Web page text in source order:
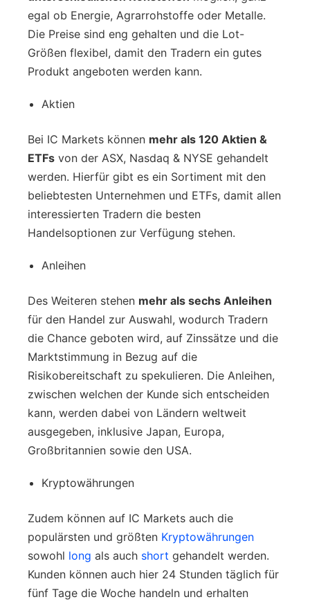
egal ob Energie, Agrarrohstoffe oder Metalle.
Die Preise sind eng gehalten und die Lot-
Größen flexibel, damit den Tradern ein gutes
Produkt angeboten werden kann.
Aktien
Bei IC Markets können mehr als 120 Aktien &
ETFs von der ASX, Nasdaq & NYSE gehandelt
werden. Hierfür gibt es ein Sortiment mit den
beliebtesten Unternehmen und ETFs, damit allen
interessierten Tradern die besten
Handelsoptionen zur Verfügung stehen.
Anleihen
Des Weiteren stehen mehr als sechs Anleihen
für den Handel zur Auswahl, wodurch Tradern
die Chance geboten wird, auf Zinssätze und die
Marktstimmung in Bezug auf die
Risikobereitschaft zu spekulieren. Die Anleihen,
zwischen welchen der Kunde sich entscheiden
kann, werden dabei von Ländern weltweit
ausgegeben, inklusive Japan, Europa,
Großbritannien sowie den USA.
Kryptowährungen
Zudem können auf IC Markets auch die
populärsten und größten Kryptowährungen
sowohl long als auch short gehandelt werden.
Kunden können auch hier 24 Stunden täglich für
fünf Tage die Woche handeln und erhalten